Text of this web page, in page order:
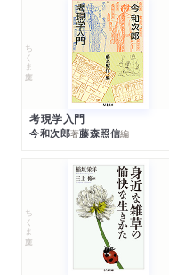
ちくま文庫
考現学入門
今和次郎著藤森照信編
ちくま文庫